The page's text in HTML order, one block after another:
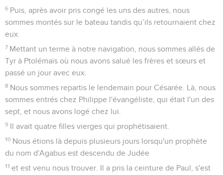
6 Puis, après avoir pris congé les uns des autres, nous
sommes montés sur le bateau tandis qu’ils retournaient chez
eux.
7 Mettant un terme à notre navigation, nous sommes allés de
Tyr à Ptolémaïs où nous avons salué les frères et sœurs et
passé un jour avec eux.
8 Nous sommes repartis le lendemain pour Césarée. Là, nous
sommes entrés chez Philippe l'évangéliste, qui était l'un des
sept, et nous avons logé chez lui.
9 Il avait quatre filles vierges qui prophétisaient.
10 Nous étions là depuis plusieurs jours lorsqu'un prophète
du nom d'Agabus est descendu de Judée
11 et est venu nous trouver. Il a pris la ceinture de Paul, s'est